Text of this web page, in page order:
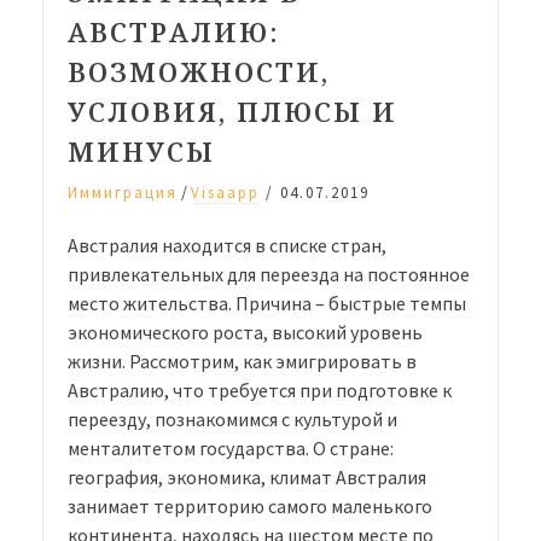
АВСТРАЛИЮ:
ВОЗМОЖНОСТИ,
УСЛОВИЯ, ПЛЮСЫ И
МИНУСЫ
Иммиграция /Visaapp / 04.07.2019
Австралия находится в списке стран,
привлекательных для переезда на постоянное
место жительства. Причина – быстрые темпы
экономического роста, высокий уровень
жизни. Рассмотрим, как эмигрировать в
Австралию, что требуется при подготовке к
переезду, познакомимся с культурой и
менталитетом государства. О стране:
география, экономика, климат Австралия
занимает территорию самого маленького
континента, находясь на шестом месте по